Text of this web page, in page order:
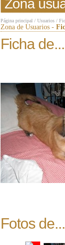
Zona
Página principal / Usuarios /
Zona de Usuarios -
Ficha de...
Fotos de...